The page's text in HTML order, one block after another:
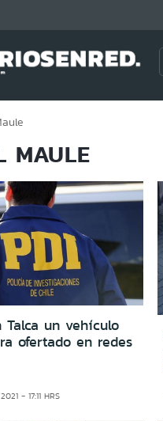
MAULE
Talca un vehículo
ofertado en redes
- 17:11 HRS